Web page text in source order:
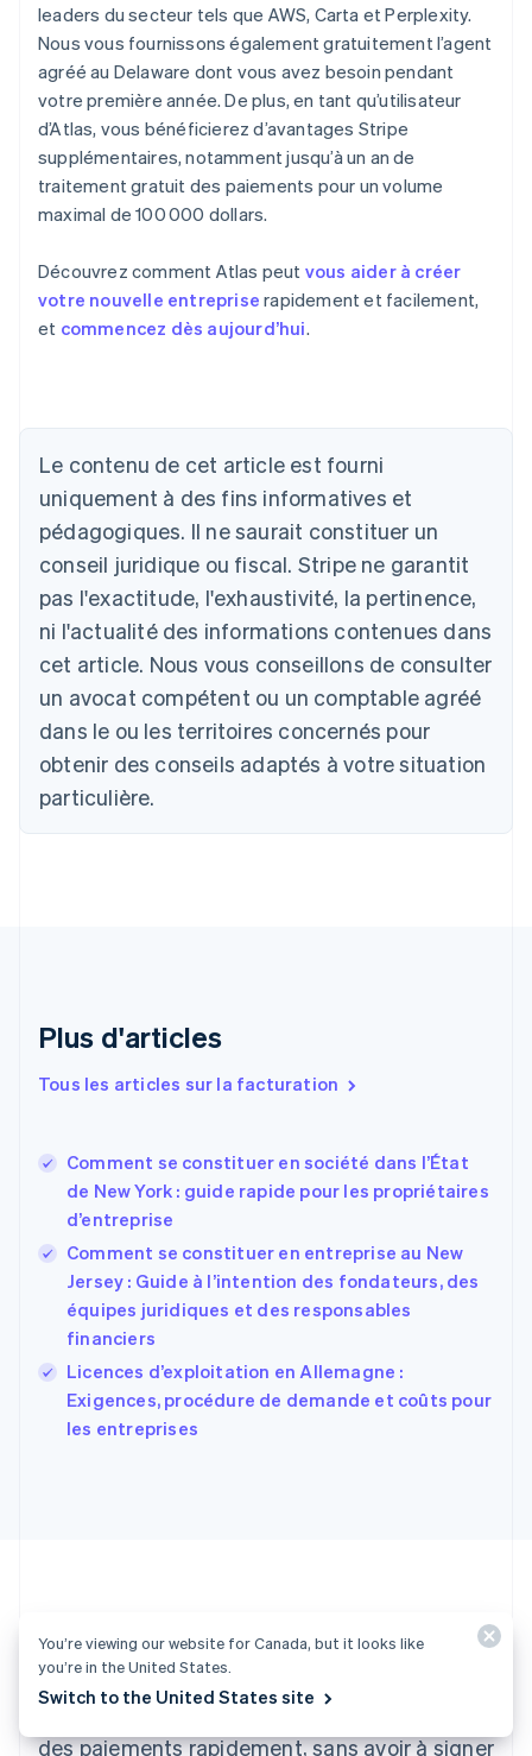
leaders du secteur tels que AWS, Carta et Perplexity.
Nous vous fournissons également gratuitement l’agent
agréé au Delaware dont vous avez besoin pendant
votre première année. De plus, en tant qu’utilisateur
d’Atlas, vous bénéficierez d’avantages Stripe
supplémentaires, notamment jusqu’à un an de
traitement gratuit des paiements pour un volume
maximal de 100 000 dollars.
Découvrez comment Atlas peut vous aider à créer
votre nouvelle entreprise rapidement et facilement,
et commencez dès aujourd’hui.
Le contenu de cet article est fourni
uniquement à des fins informatives et
pédagogiques. Il ne saurait constituer un
conseil juridique ou fiscal. Stripe ne garantit
pas l'exactitude, l'exhaustivité, la pertinence,
ni l'actualité des informations contenues dans
cet article. Nous vous conseillons de consulter
un avocat compétent ou un comptable agréé
dans le ou les territoires concernés pour
obtenir des conseils adaptés à votre situation
particulière.
Plus d'articles
Tous les articles sur la facturation
Comment se constituer en société dans l’État
de New York : guide rapide pour les propriétaires
d’entreprise
Comment se constituer en entreprise au New
Jersey : Guide à l’intention des fondateurs, des
équipes juridiques et des responsables
financiers
Licences d’exploitation en Allemagne :
Exigences, procédure de demande et coûts pour
les entreprises
Envie de vous lancer ?
Créez un compte et commencez à accepter
des paiements rapidement, sans avoir à signer
Allemagne
DeutschEnglish
Australie
English
DeutschEnglish
Belgique
Nederlands Français Deutsch
Brésil
PortuguêsEnglish
Bulgarie
Canada
Danemark
English
Émirats arabes unis
EspañolEnglish
Estonie
États-Unis
EnglishEspañol简体中文
Finlande
English Svenska
France
FrançaisEnglish
Gibraltar
English
Grèce
Japon
English
You’re viewing our website for Canada, but it looks like
you’re in the United States.
Switch to the United States site